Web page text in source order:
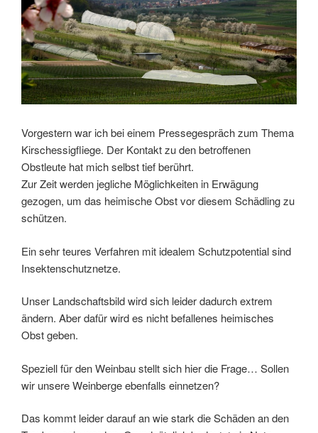
Vorgestern war ich bei einem Pressegespräch zum Thema
Kirschessigfliege. Der Kontakt zu den betroffenen
Obstleute hat mich selbst tief berührt.
Zur Zeit werden jegliche Möglichkeiten in Erwägung
gezogen, um das heimische Obst vor diesem Schädling zu
schützen.
Ein sehr teures Verfahren mit idealem Schutzpotential sind
Insektenschutznetze.
Unser Landschaftsbild wird sich leider dadurch extrem
ändern. Aber dafür wird es nicht befallenes heimisches
Obst geben.
Speziell für den Weinbau stellt sich hier die Frage… Sollen
wir unsere Weinberge ebenfalls einnetzen?
Das kommt leider darauf an wie stark die Schäden an den